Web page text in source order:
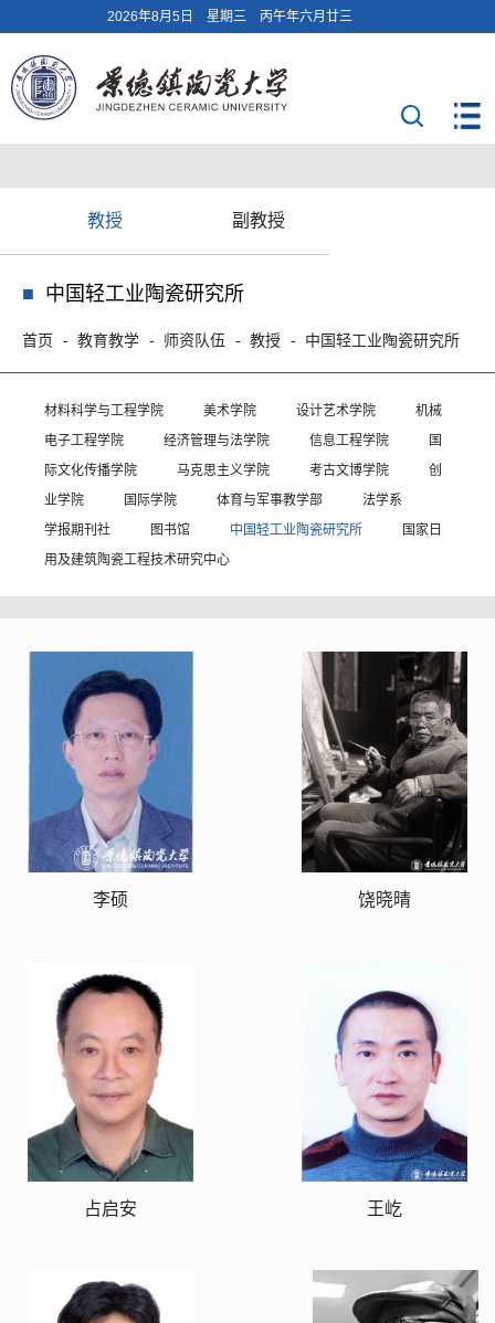
2026年8月5日 星期三 丙午年六月廿三
教授 副教授
中国轻工业陶瓷研究所
首页 教育教学 师资队伍 教授 中国轻工业陶瓷研究所
材料科学与工程学院 美术学院 设计艺术学院
机械
电子工程学院
经济管理与法学院 信息工程学院
国
际文化传播学院
马克思主义学院 考古文博学院
创
业学院
国际学院 体育与军事教学部
法学系
学报期刊社
图书馆 中国轻工业陶瓷研究所
国家日
用及建筑陶瓷工程技术研究中心
李硕
饶晓晴
占启安
王屹